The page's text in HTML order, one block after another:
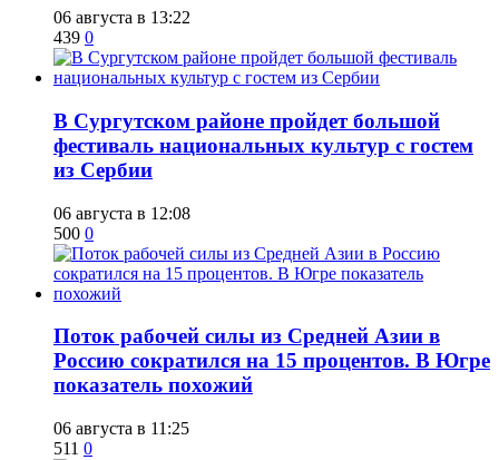
06 августа в 13:22
439 0
В Сургутском районе пройдет большой
фестиваль национальных культур с гостем
из Сербии
06 августа в 12:08
500 0
Поток рабочей силы из Средней Азии в
Россию сократился на 15 процентов. В Югре
показатель похожий
06 августа в 11:25
511 0